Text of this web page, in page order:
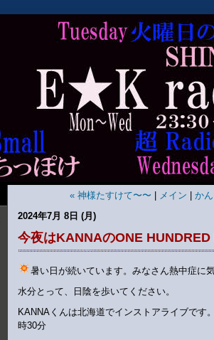
« 神様たすけて〜〜 メイン
か
2024年7月 8日 (月)
今夜はKANNAのONE
暑い日が続いています。みなさん熱中症に
水分とって、日陰を歩いてください。
KANNAくんは北海道でインストアライブ
時30分